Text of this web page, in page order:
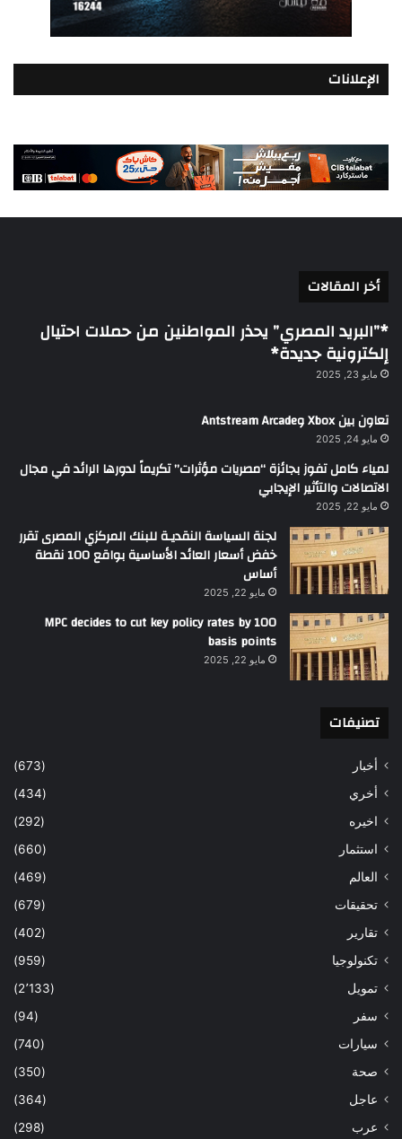
الإعلانات
أخر المقالات
*”البريد المصري” يحذر المواطنين من حملات احتيال
إلكترونية جديدة*
مايو 23, 2025
تعاون بين Xbox وAntstream Arcade
مايو 24, 2025
لمياء كامل تفوز بجائزة “مصريات مؤثرات” تكريماً لدورها الرائد في مجال
الاتصالات والتأثير الإيجابي
مايو 22, 2025
لجنة السياسة النقديـة للبنك المركزي المصرى تقرر
خفض أسعار العائد الأساسية بواقع 100 نقطة
أساس
مايو 22, 2025
MPC decides to cut key policy rates by 100
basis points
مايو 22, 2025
تصنيفات
أخبار
(673)
أخري
(434)
اخيره
(292)
استثمار
(660)
العالم
(469)
تحقيقات
(679)
تقارير
(402)
تكنولوجيا
(959)
تمويل
(2٬133)
سفر
(94)
سيارات
(740)
صحة
(350)
عاجل
(364)
عرب
(298)